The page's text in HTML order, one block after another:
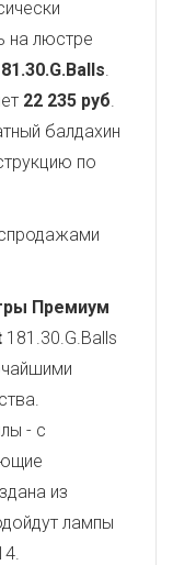
на люстре
.
22 235 руб.
балдахин
по
Премиум
181.30.G.Balls
- с
из
лампы